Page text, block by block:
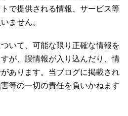
で提供される情報、サービス等
ません。
いて、可能な限り正確な情報を
が、誤情報が入り込んだり、情
あります。当ブログに掲載され
等の一切の責任を負いかねます